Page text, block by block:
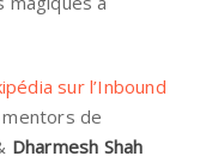
sur l’Inbound
de
Dharmesh Shah